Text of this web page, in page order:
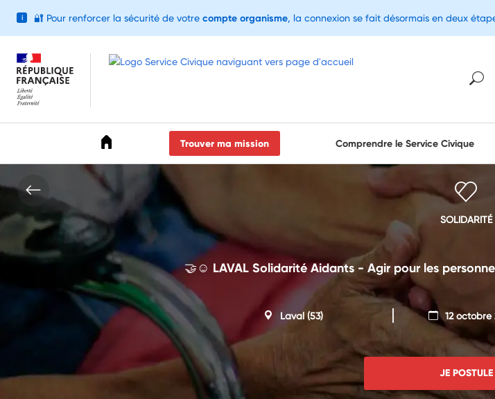
Trouver ma mission Comprendre le Service Civique
SOLIDARITÉ
🤝☺️ LAVAL Solidarité Aidants - Agir pour les
Laval(53) 12 octobre
JE POSTULE
i 🔐 Pour renforcer la sécurité de votre compte organisme, la connexion se fait désormais en deux